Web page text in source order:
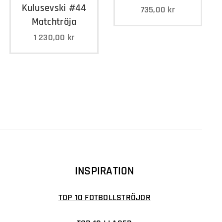
Kulusevski #44
Matchtröja
1 230,00 kr
735,00 kr
INSPIRATION
TOP 10 FOTBOLLSTRÖJOR